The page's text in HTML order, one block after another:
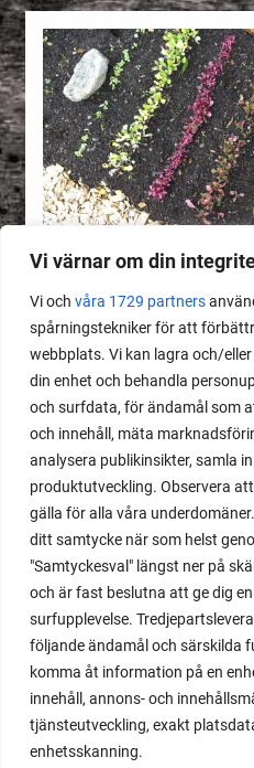
Vi värnar om din
Vi och våra 1729 partners
spårningstekniker för att
webbplats. Vi kan lagra och/
din enhet och behandla
och surfdata, för ändamål som
och innehåll, mäta
analysera publikinsikter, samla
produktutveckling. Observera
gälla för alla våra
ditt samtycke när som helst
"Samtyckesval" längst ner på
och är fast beslutna att ge dig
surfupplevelse.
följande ändamål och särskilda
komma åt information på en
innehåll, annons- och
tjänsteutveckling, exakt
enhetsskanning.
Dåligt
LÄS